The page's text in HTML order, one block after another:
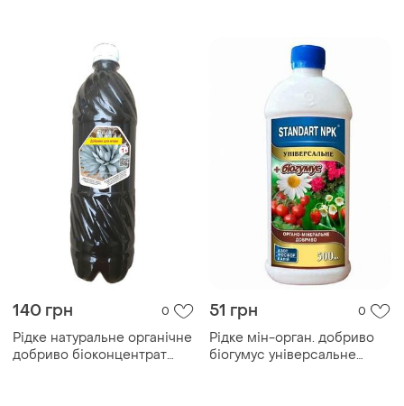
140 грн 0
Рідке натуральне органічне
добриво біоконцентрат
51 грн 0
Рідке мін-орган. добриво
біогумус універсальне